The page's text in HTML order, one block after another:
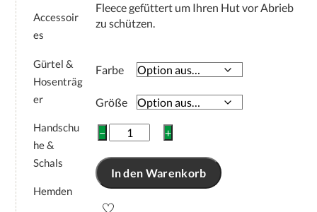
Fleece gefüttert um Ihren Hut vor Abrieb
zu schützen.
Farbe
Größe
−
Leuchtgarnitur
Klettband
Preßl
Menge
+
In den Warenkorb
Accessoir
es
Gürtel &
Hosenträg
er
Handschu
he &
Schals
Hemden